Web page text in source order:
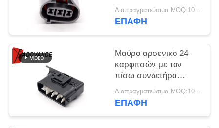
10695 ISC IACV για τη
Toyota Lexus
Διαπραγματεύσιμα MOQ:100 ΜΟΝΑΔΕΣ
ΕΠΑΦΉ
Μαύρο αρσενικό 24
καρφιτσών με τον
πίσω συνδετήρα
μερών υποδοχών
6188-0539 αυτοκίνητο
Διαπραγματεύσιμα MOQ:100 ΜΟΝΑΔΕΣ
ΕΠΑΦΉ